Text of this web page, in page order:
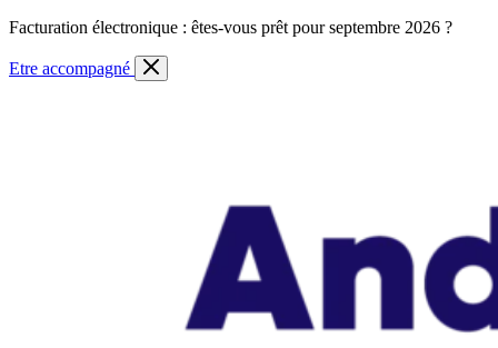
Skip
content
Facturation électronique : êtes-vous prêt pour septembre 2026 ?
Etre accompagné